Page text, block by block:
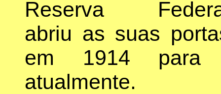
Reserva
abriu as suas
em 1914 para
atualmente.